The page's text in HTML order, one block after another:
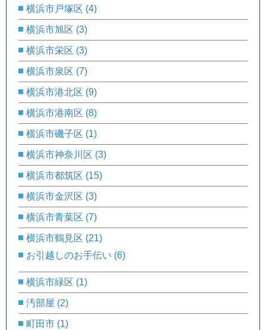
横浜市戸塚区 (4)
横浜市旭区 (3)
横浜市栄区 (3)
横浜市泉区 (7)
横浜市港北区 (9)
横浜市港南区 (8)
横浜市磯子区 (1)
横浜市神奈川区 (3)
横浜市都筑区 (15)
横浜市金沢区 (3)
横浜市青葉区 (7)
横浜市鶴見区 (21)
お引越しのお手伝い (6)
横浜市緑区 (1)
汚部屋 (2)
町田市 (1)